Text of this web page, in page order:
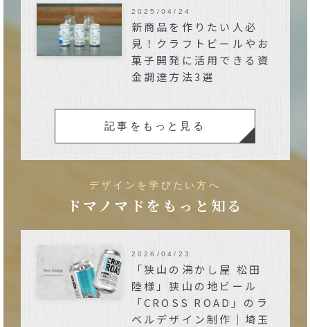
新商品を作りたい人必
見！クラフトビールやお
菓子開発に活用できる資
金調達方法3選
2025/04/24
記事をもっと見る
デザインを学びたい方へ
ドマノマドをもっと知る
「狭山の沸かし屋 松田
陸様」狭山の地ビール
「CROSS ROAD」のラ
ベルデザイン制作｜埼玉
2026/04/23